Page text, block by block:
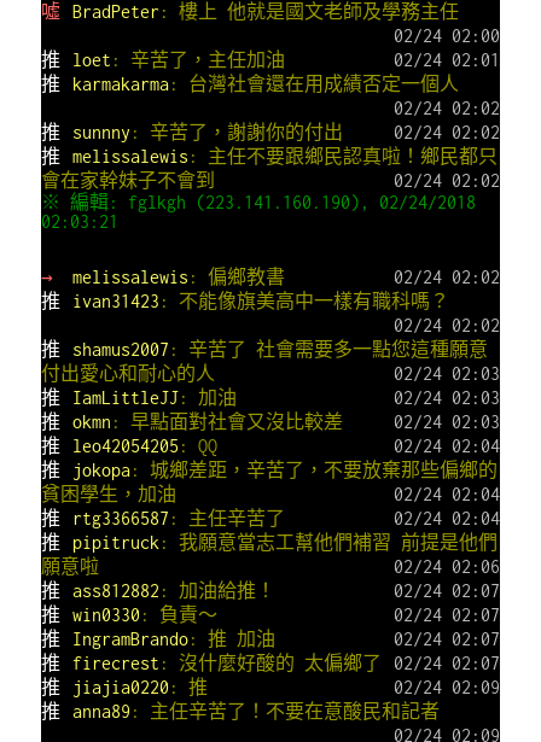
噓
BradPeter : 樓上 他就是國文老師及學務主任
02/24 02:00
推
loet : 辛苦了，主任加油
02/24 02:01
推
karmakarma: 台灣社會還在用成績否定一個人
02/24 02:02
推
sunnny : 辛苦了，謝謝你的付出
02/24 02:02
推
melissalewis : 主任不要跟鄉民認真啦！鄉民都只
會在家幹妹子不會到
02/24 02:02
※ 編輯: fglkgh (223.141.160.190), 02/24/2018
02:03:21
→ melissalewis : 偏鄉教書
02/24 02:02
推
ivan31423 : 不能像旗美高中一樣有職科嗎？
02/24 02:02
推
shamus2007 : 辛苦了 社會需要多一點您這種願意
付出愛心和耐心的人
02/24 02:03
推
IamLittleJJ: 加油
02/24 02:03
推
okmn : 早點面對社會又沒比較差
02/24 02:03
推
leo42054205 : QQ
02/24 02:04
推
jokopa: 城鄉差距，辛苦了，不要放棄那些偏鄉的
貧困學生，加油
02/24 02:04
推
rtg3366587 : 主任辛苦了
02/24 02:04
推
pipitruck: 我願意當志工幫他們補習 前提是他們
願意啦
02/24 02:06
推
ass812882 : 加油給推！
02/24 02:07
推
win0330 : 負責～
02/24 02:07
推
IngramBrando: 推 加油
02/24 02:07
推
firecrest : 沒什麼好酸的 太偏鄉了
02/24 02:07
推
jiajia0220 : 推
02/24 02:09
推
anna89 : 主任辛苦了！不要在意酸民和記者
02/24 02:09